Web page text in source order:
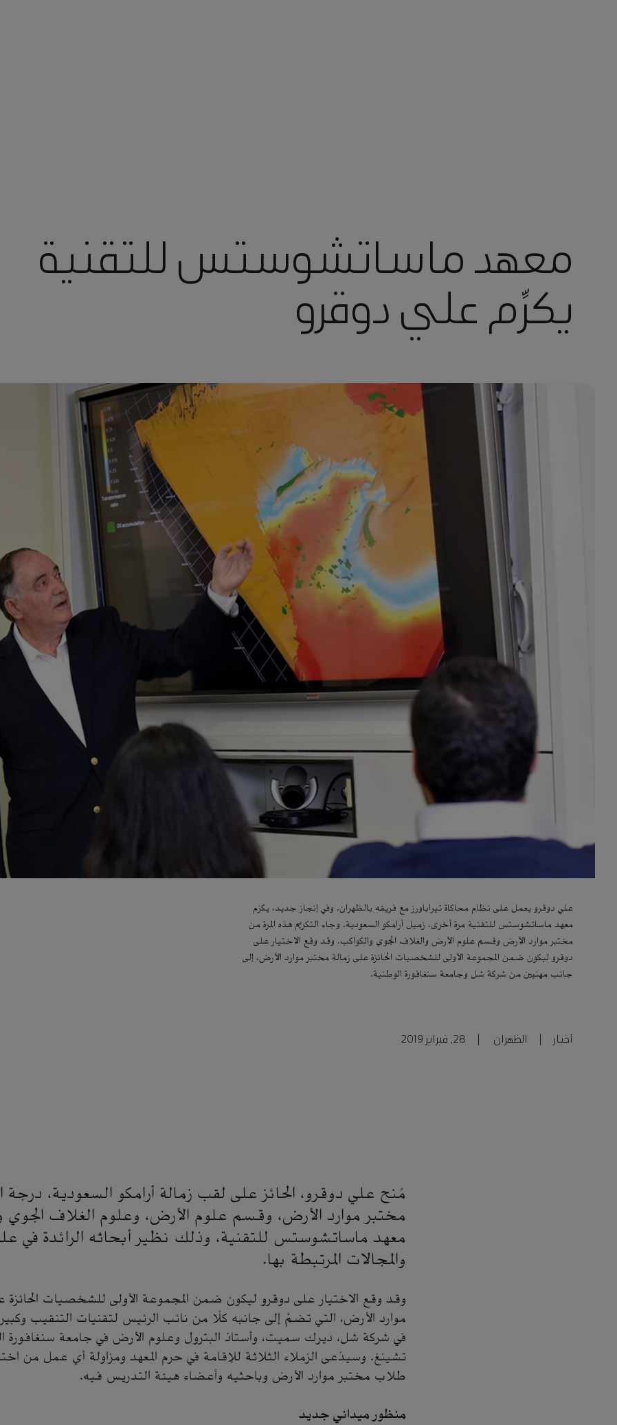
معهد ماساتشوستس للتقنية
يكرِّم علي دوقرو
علي دوقرو يعمل على نظام محاكاة تيراباورز مع فريقه بالظهران. وفي إنجاز جديد، يكرّم
معهد ماساتشوستس للتقنية مرة أخرى، زميل أرامكو السعودية. وجاء التكريم هذه المرة من
مختبر موارد الأرض وقسم علوم الأرض والغلاف الجوي والكواكب. وقد وقع الاختيار على
دوقرو ليكون ضمن المجموعة الأولى للشخصيات الحائزة على زمالة مختبر موارد الأرض، إلى
جانب مهنيين من شركة شل وجامعة سنغافورة الوطنية.
أخبار الظهران 28, فبراير 2019
مُنح علي دوقرو، الحائز على لقب زمالة أرامكو السعودية، درجة
مختبر موارد الأرض، وقسم علوم الأرض، وعلوم الغلاف الجوي
معهد ماساتشوستس للتقنية، وذلك نظير أبحاثه الرائدة في
والمجالات المرتبطة بها.
وقد وقع الاختيار على دوقرو ليكون ضمن المجموعة الأولى للشخصيات الحائزة
موارد الأرض، التي تضمُّ إلى جانبه كلًا من نائب الرئيس لتقنيات التنقيب وكبير
في شركة شل، ديرك سميت، وأستاذ البترول وعلوم الأرض في جامعة سنغافورة
تشينغ. وسيدُعى الزملاء الثلاثة للإقامة في حرم المعهد ومزاولة أي عمل من
طلاب مختبر موارد الأرض وباحثيه وأعضاء هيئة التدريس فيه.
منظور ميداني جديد